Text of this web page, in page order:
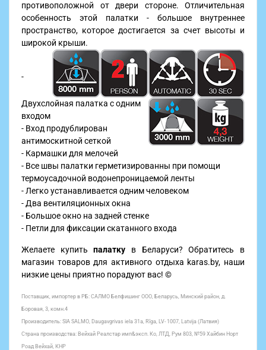
противоположной от двери стороне. Отличительная
особенность этой палатки - большое внутреннее
пространство, которое достигается за счет высоты и
широкой крыши.
-
Двухслойная палатка с одним
входом
- Вход продублирован
антимоскитной сеткой
- Кармашки для мелочей
- Все швы палатки герметизированны при помощи
термоусадочной водонепроницаемой ленты
- Легко устанавливается одним человеком
- Два вентиляционных окна
- Большое окно на задней стенке
- Петли для фиксации скатанного входа
Желаете купить палатку в Беларуси? Обратитесь в
магазин товаров для активного отдыха karas.by, наши
низкие цены приятно порадуют вас! ©
Поставщик, импортер в РБ: САЛМО Белфишинг ООО, Беларусь, Минский район, д.
Боровая, 3, комн.4
Производитель: SIA SALMO, Daugavgrivas iela 31a, Rīga, LV- 1007, Latvija (Латвия)
Страна производства: Вейхай Реалстар имп&эксп. Ко, ЛТД, Рум 803, №59 Хайбин Норт
Роад Вейхай, КНР